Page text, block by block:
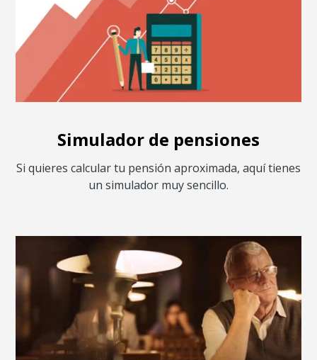
Simulador de pensiones
Si quieres calcular tu pensión aproximada, aquí tienes
un simulador muy sencillo.